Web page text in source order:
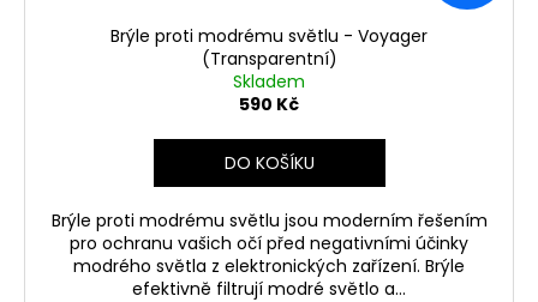
Brýle proti modrému světlu - Voyager
(Transparentní)
Skladem
590 Kč
DO KOŠÍKU
Brýle proti modrému světlu jsou moderním řešením
pro ochranu vašich očí před negativními účinky
modrého světla z elektronických zařízení. Brýle
efektivně filtrují modré světlo a...